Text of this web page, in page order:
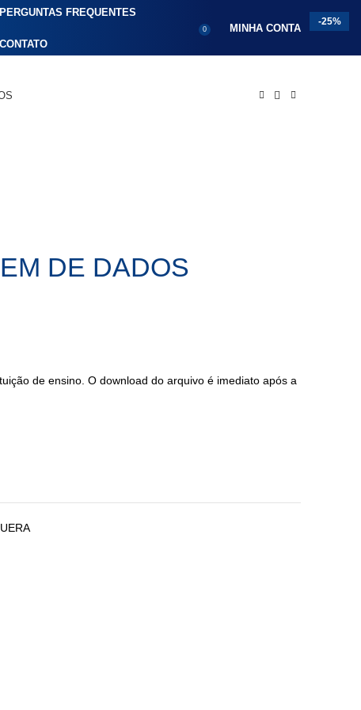
PERGUNTAS FREQUENTES
CONTATO
0 MINHA CONTA
-25%
DE DADOS
de ensino. O download do arquivo é imediato após a